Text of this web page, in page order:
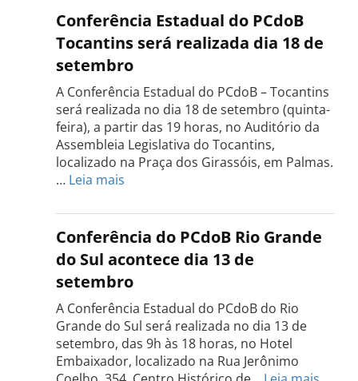
Conferência Estadual do PCdoB
Tocantins será realizada dia 18 de
setembro
A Conferência Estadual do PCdoB – Tocantins
será realizada no dia 18 de setembro (quinta-
feira), a partir das 19 horas, no Auditório da
Assembleia Legislativa do Tocantins,
localizado na Praça dos Girassóis, em Palmas.
… Leia mais
Estadual
do
Tocantins
será
realizada
dia
18
de
setembro
Conferência do PCdoB Rio Grande
do Sul acontece dia 13 de
setembro
A Conferência Estadual do PCdoB do Rio
Grande do Sul será realizada no dia 13 de
setembro, das 9h às 18 horas, no Hotel
Embaixador, localizado na Rua Jerônimo